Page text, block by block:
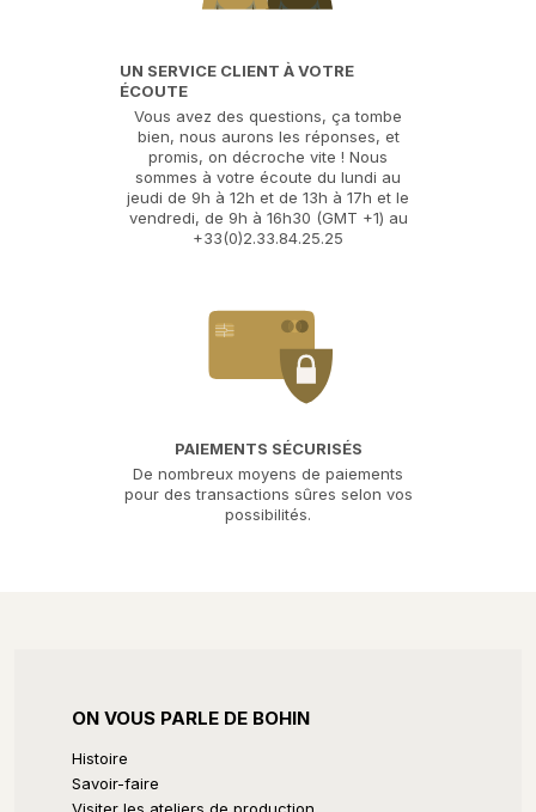
UN SERVICE CLIENT À VOTRE
ÉCOUTE
Vous avez des questions, ça tombe
bien, nous aurons les réponses, et
promis, on décroche vite ! Nous
sommes à votre écoute du lundi au
jeudi de 9h à 12h et de 13h à 17h et le
vendredi, de 9h à 16h30 (GMT +1) au
+33(0)2.33.84.25.25
PAIEMENTS SÉCURISÉS
De nombreux moyens de paiements
pour des transactions sûres selon vos
possibilités.
ON VOUS PARLE DE BOHIN
Histoire
Savoir-faire
Visiter les ateliers de production